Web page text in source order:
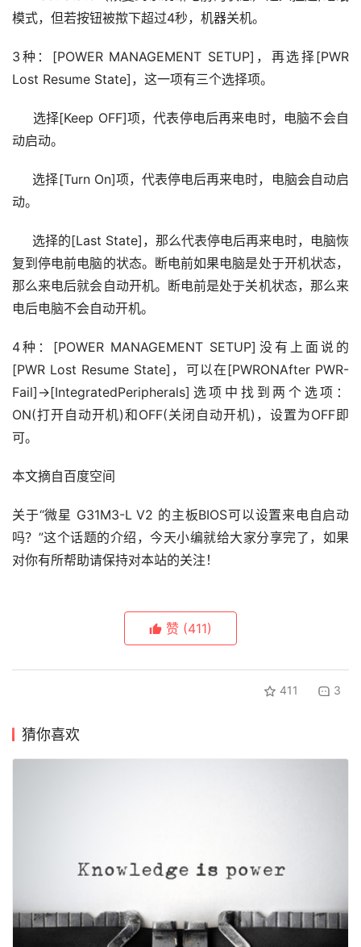
模式，但若按钮被揿下超过4秒，机器关机。
3种：[POWER MANAGEMENT SETUP]，再选择[PWR
Lost Resume State]，这一项有三个选择项。
动启动。
动。
复到停电前电脑的状态。断电前如果电脑是处于开机状态，
那么来电后就会自动开机。断电前是处于关机状态，那么来
电后电脑不会自动开机。
4种：[POWER MANAGEMENT SETUP]没有上面说的
[PWR Lost Resume State]，可以在[PWRONAfter PWR-
Fail]→[IntegratedPeripherals]选项中找到两个选项：
ON(打开自动开机)和OFF(关闭自动开机)，设置为OFF即
可。
本文摘自百度空间
关于“微星 G31M3-L V2 的主板BIOS可以设置来电自启动
吗？”这个话题的介绍，今天小编就给大家分享完了，如果
对你有所帮助请保持对本站的关注！
赞 (411)
411 3
猜你喜欢